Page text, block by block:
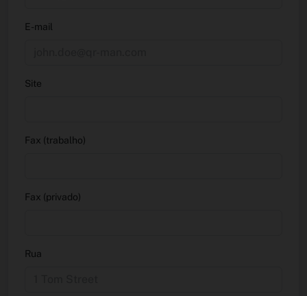
E-mail
Site
Fax (trabalho)
Fax (privado)
Rua